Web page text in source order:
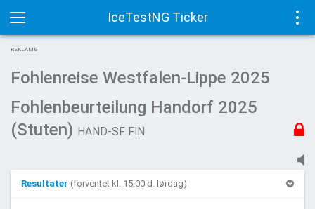
IceTestNG Ticker
Toggle
navigation
REKLAME
Fohlenreise Westfalen-Lippe 2025
Fohlenbeurteilung Handorf 2025
(Stuten) HAND-SF FIN
Resultater (forventet kl. 15:00 d. lørdag)